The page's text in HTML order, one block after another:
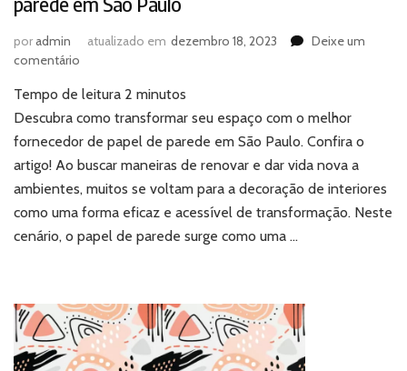
poradmin atualizado em dezembro 18, 2023
Deixe um
comentário
o
melhor
fornecedor
papel
de
parede
em
São
Tempo de leitura 2 minutos
Descubra como transformar seu espaço com o melhor
fornecedor de papel de parede em São Paulo. Confira o
artigo! Ao buscar maneiras de renovar e dar vida nova a
ambientes, muitos se voltam para a decoração de interiores
como uma forma eficaz e acessível de transformação. Neste
cenário, o papel de parede surge como uma …